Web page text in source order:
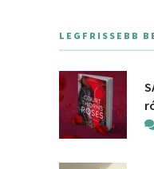
LEGFRISSEBB